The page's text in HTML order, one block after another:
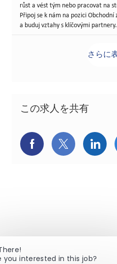
růst a vést tým nebo pracovat na
Připoj se k nám na pozici
a buduj vztahy s klíčovými partnery.
さらに
この求人を共有
Facebookでシェア
X(旧
you interested in this job?